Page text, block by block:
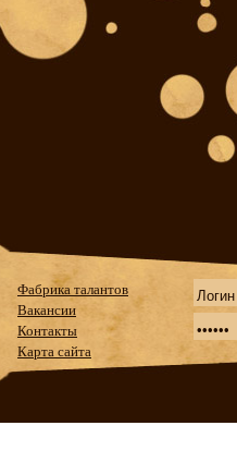
Фабрика талантов
Вакансии
Контакты
Карта сайта